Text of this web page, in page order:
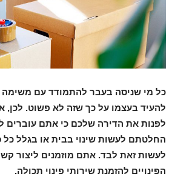
כל מי שניסה בעבר להתמודד עם משימה
להעיד בעצמו על כך שזה לא פשוט. לכן,
לפנות את הדירה שלכם כי אתם עוברים
החלטתם לעשות שינוי בבית או בגלל
לעשות זאת לבד. אתם מוזמנים ליצור
הפינויים להזמנת שירותי פינוי תכולה.